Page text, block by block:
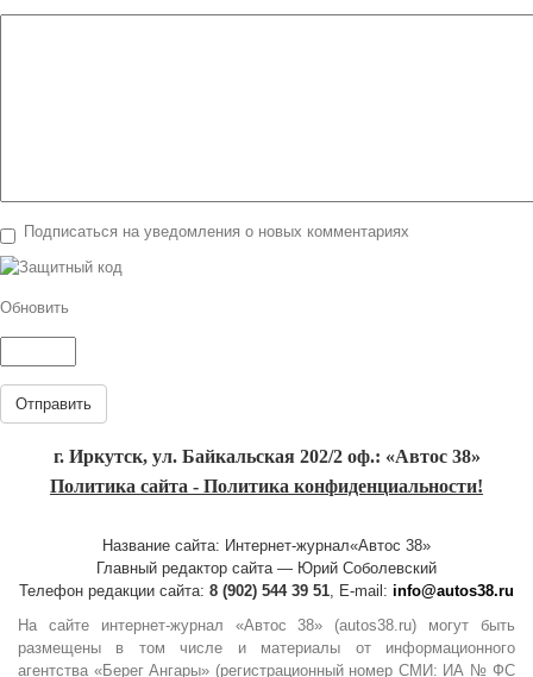
Подписаться на уведомления о новых комментариях
Обновить
Отправить
г. Иркутск, ул. Байкальская 202/2 оф.: «Автос 38»
Политика сайта - Политика конфиденциальности!
Название сайта: Интернет-журнал«Автос 38»
Главный редактор сайта — Юрий Соболевский
Телефон редакции сайта: 8 (902) 544 39 51, E-mail: info@autos38.ru
На сайте интернет-журнал «Автос 38» (autos38.ru) могут быть
размещены в том числе и материалы от информационного
агентства «Берег Ангары» (регистрационный номер СМИ: ИА № ФС